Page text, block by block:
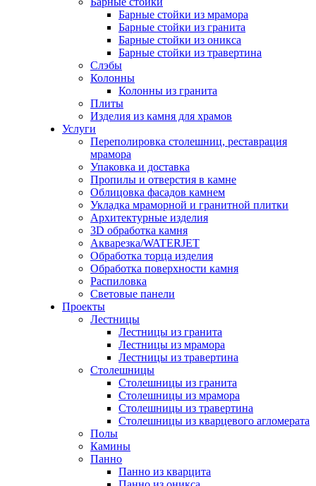
Барные стойки из мрамора
Барные стойки из гранита
Барные стойки из оникса
Барные стойки из травертина
Слэбы
Колонны
Колонны из гранита
Плиты
Изделия из камня для храмов
Услуги
Переполировка столешниц, реставрация
мрамора
Упаковка и доставка
Пропилы и отверстия в камне
Облицовка фасадов камнем
Укладка мраморной и гранитной плитки
Архитектурные изделия
3D обработка камня
Акварезка/WATERJET
Обработка торца изделия
Обработка поверхности камня
Распиловка
Световые панели
Проекты
Лестницы
Лестницы из гранита
Лестницы из мрамора
Лестницы из травертина
Столешницы
Столешницы из гранита
Столешницы из мрамора
Столешницы из травертина
Столешницы из кварцевого агломерата
Полы
Камины
Панно
Панно из кварцита